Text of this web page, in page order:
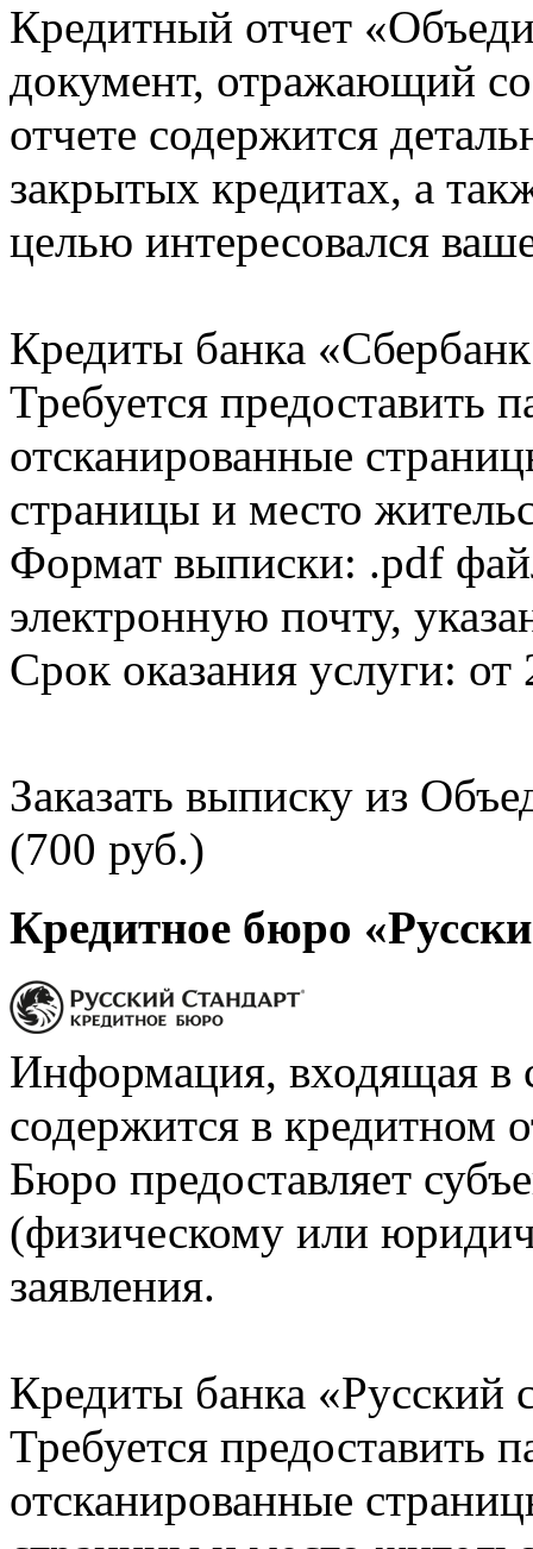
Кредитный отчет
документ, отражающий
отчете содержится
закрытых кредитах, а
целью интересовался
Кредиты банка
Требуется предоставить
отсканированные
страницы и место
Формат выписки: .pdf
электронную почту,
Срок оказания услуги: от
Заказать выписку из
(700 руб.)
Кредитное бюро
Информация, входящая в
содержится в кредитном
Бюро предоставляет
(физическому или
заявления.
Кредиты банка «Русский
Требуется предоставить
отсканированные